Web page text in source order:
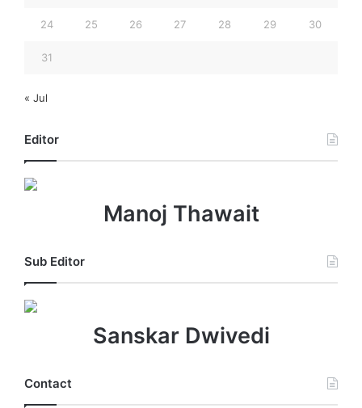
24 25 26 27 28 29 30
31
« Jul
Editor
Manoj Thawait
Sub Editor
Sanskar Dwivedi
Contact